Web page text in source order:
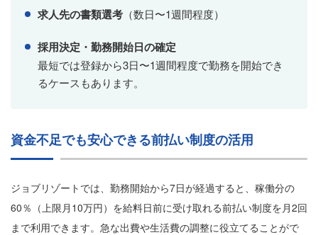
求人先の書類選考 （数日〜1週間程度）
採用決定・勤務開始日の確定
最短では登録から3日〜1週間程度で勤務を開始でき
るケースもあります。
資金不足でも安心できる前払い制度の活用
ジョブリゾートでは、勤務開始から7日が経過すると、稼働分の
60％（上限月10万円）を給料日前に受け取れる前払い制度を月2回
まで利用できます。急な出費や生活費の調整に役立てることがで